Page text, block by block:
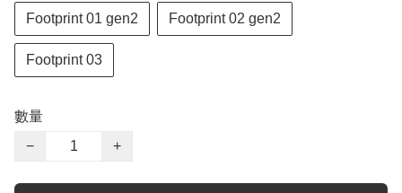
Footprint 01 gen2 Footprint 02 gen2
Footprint 03
數量
−
+